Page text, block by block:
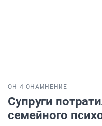
ОН И ОНА МНЕНИЕ
Супруги
семейного